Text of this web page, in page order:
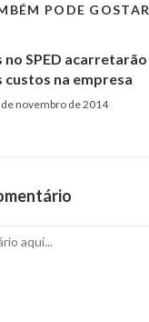
PODE GOSTAR
no SPED acarretarão
custos na empresa
de novembro de 2014